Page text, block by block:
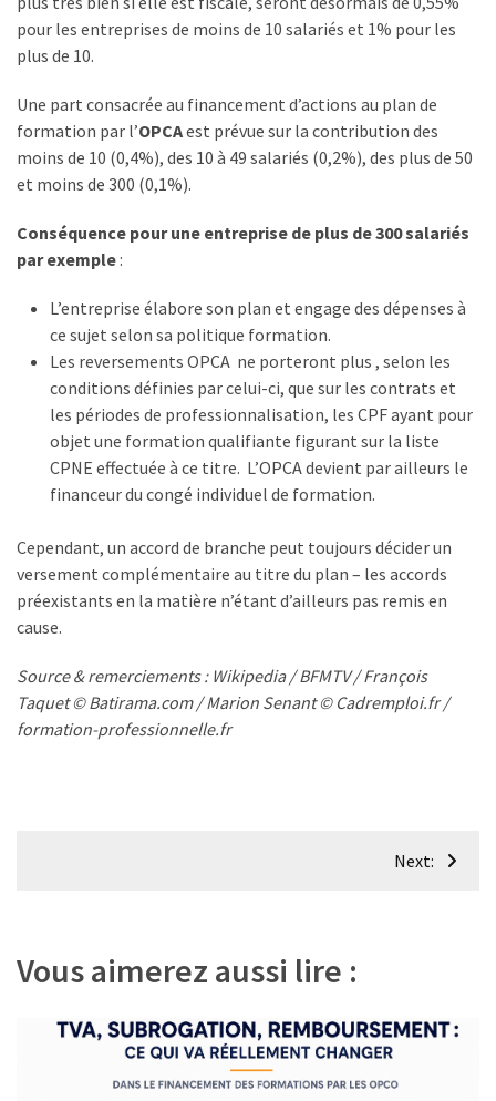
pour les entreprises de moins de 10 salariés et 1% pour les
plus de 10.
Une part consacrée au financement d’actions au plan de
formation par l’OPCAest prévue sur la contribution des
moins de 10 (0,4%), des 10 à 49 salariés (0,2%), des plus de 50
et moins de 300 (0,1%).
Conséquence pour une entreprise de plus de 300 salariés
par exemple:
L’entreprise élabore son plan et engage des dépenses à
ce sujet selon sa politique formation.
Les reversements OPCA ne porteront plus , selon les
conditions définies par celui-ci, que sur les contrats et
les périodes de professionnalisation, les CPF ayant pour
objet une formation qualifiante figurant sur la liste
CPNE effectuée à ce titre. L’OPCA devient par ailleurs le
financeur du congé individuel de formation.
Cependant, un accord de branche peut toujours décider un
versement complémentaire au titre du plan – les accords
préexistants en la matière n’étant d’ailleurs pas remis en
cause.
Source & remerciements : Wikipedia / BFMTV / François
Taquet © Batirama.com / Marion Senant © Cadremploi.fr /
formation-professionnelle.fr
Next:
Vous aimerez aussi lire :